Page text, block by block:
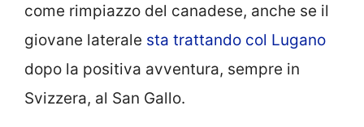
come rimpiazzo del canadese, anche se il
giovane laterale sta trattando col Lugano
dopo la positiva avventura, sempre in
Svizzera, al San Gallo.